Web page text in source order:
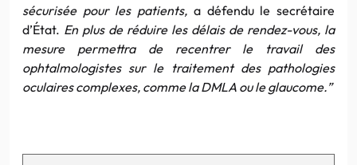
sécurisée pour les patients, a défendu le secrétaire
d’État. En plus de réduire les délais de rendez-vous, la
mesure permettra de recentrer le travail des
ophtalmologistes sur le traitement des pathologies
oculaires complexes, comme la DMLA ou le glaucome.”